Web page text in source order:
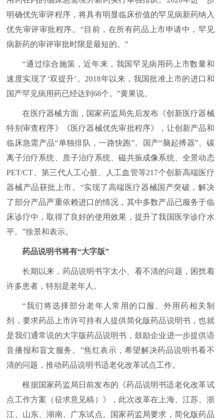
明确优先审评程序，将具有明显临床价值的罕见病新药纳入
优先审评审批程序。“目前，在所有药品上市申请中，罕见
病新药的审评审批时限是最短的。”
“通过综合施策，近年来，我国罕见病用药上市数量和
速度实现了‘双提升’。2018年以来，我国批准上市的进口和
国产罕见病用药已经达到68个。”黄果说。
在医疗器械方面，国家药监局先后发布《创新医疗器械
特别审查程序》《医疗器械优先审批程序》，让创新产品和
临床急需产品“单独排队，一路快跑”。国产“脑起搏器”、碳
离子治疗系统、质子治疗系统、磁共振成像系统、全景动态
PET/CT、第三代人工心脏、人工血管等217个创新高端医疗
器械产品获批上市。“实现了高端医疗器械国产突破，解决
了部分产品严重依赖进口的情况，其中多数产品已服务于临
床诊疗中，取得了良好的使用效果，提升了我国医学诊疗水
平。”徐景和表示。
药品说明书将有“大字版”
长期以来，药品说明书字太小、看不清的问题，困扰着
许多患者，特别是老年人。
“我们将选择部分老年人常用的口服、外用药相关制
剂，要求药品上市许可持有人提供简化版药品说明书，也就
是我们通常说的大字版药品说明书，鼓励企业进一步提供语
音播报和盲文服务。”焦红表示，希望解决药品说明书看不
清的问题，推动药品说明书适老化改革试点工作。
根据国家药监局日前发布的《药品说明书适老化改革试
点工作方案（征求意见稿）》，此次改革在上海、江苏、浙
江、山东、湖南、广东试点。国家药监局要求，简化版药品